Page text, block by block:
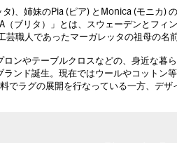
)、姉妹のPia (ピア) とMonica (モニカ)
（ブリタ）」とは、スウェーデンとフィ
職人であったマーガレッタの祖母の名
ンやテーブルクロスなどの、身近な暮
ンド誕生。現在ではウールやコットン
でラグの展開を行なっている一方、デザ